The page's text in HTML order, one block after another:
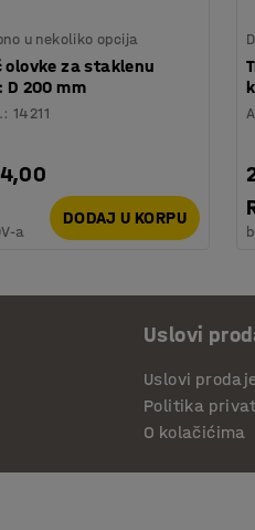
u nekoliko opcija
olovke za staklenu
200 mm
:14211
a
DODAJ U KORPU
Uslovi
Uslovi
Politika
O kolačićima